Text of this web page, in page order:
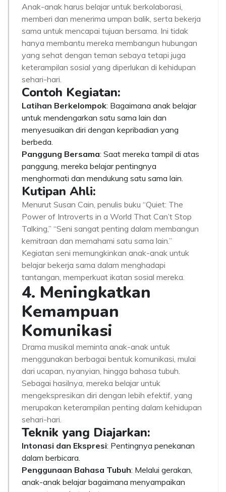
Anak-anak harus belajar untuk berkolaborasi,
memberi dan menerima umpan balik, serta bekerja
sama untuk mencapai tujuan bersama. Ini tidak
hanya membantu mereka membangun hubungan
yang sehat dengan teman sebaya tetapi juga
keterampilan sosial yang diperlukan di kehidupan
sehari-hari.
Contoh Kegiatan:
Latihan Berkelompok: Bagaimana anak belajar
untuk mendengarkan satu sama lain dan
menyesuaikan diri dengan kepribadian yang
berbeda.
Panggung Bersama: Saat mereka tampil di atas
panggung, mereka belajar pentingnya
menghormati dan mendukung satu sama lain.
Kutipan Ahli:
Menurut Susan Cain, penulis buku “Quiet: The
Power of Introverts in a World That Can’t Stop
Talking,” “Seni sangat penting dalam membangun
kemitraan dan memahami satu sama lain.”
Kegiatan seni memungkinkan anak-anak untuk
belajar bekerja sama dalam menghadapi
tantangan, memperkuat ikatan sosial mereka.
4. Meningkatkan
Kemampuan
Komunikasi
Drama musikal meminta anak-anak untuk
menggunakan berbagai bentuk komunikasi, mulai
dari ucapan, nyanyian, hingga bahasa tubuh.
Sebagai hasilnya, mereka belajar untuk
mengekspresikan diri dengan lebih efektif, yang
merupakan keterampilan penting dalam kehidupan
sehari-hari.
Teknik yang Diajarkan:
Intonasi dan Ekspresi: Pentingnya penekanan
dalam berbicara.
Penggunaan Bahasa Tubuh: Melalui gerakan,
anak-anak belajar bagaimana menyampaikan